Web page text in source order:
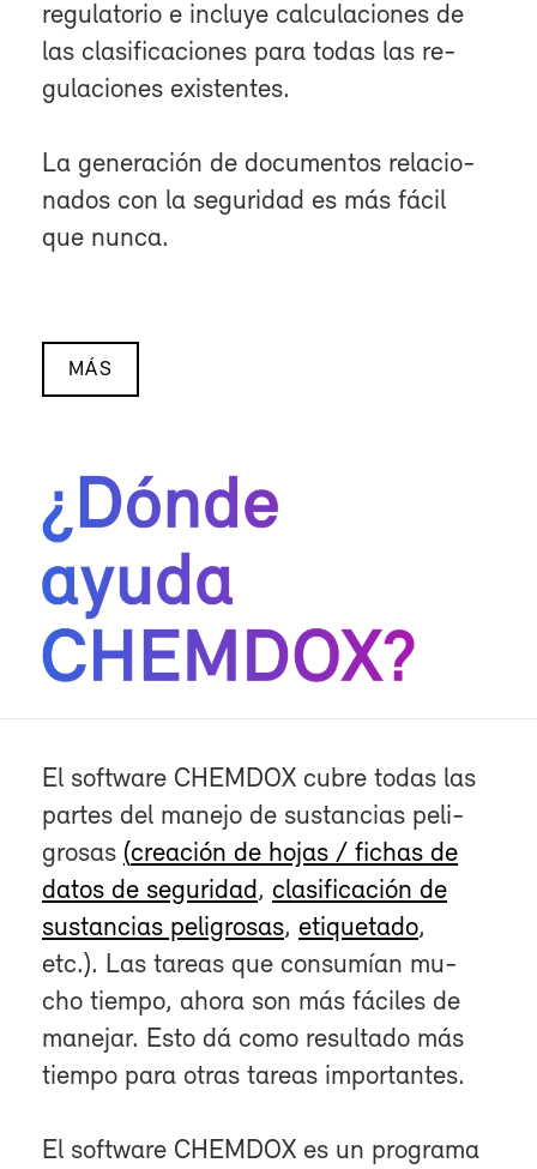
re­gu­la­to­rio e in­clu­ye cal­cu­la­cio­nes de
las cla­si­fi­ca­cio­nes pa­ra to­das las re­
gu­la­cio­nes exis­ten­tes.
La ge­ne­ra­ción de do­cu­men­tos re­la­cio­
na­dos con la se­gu­ri­dad es más fá­cil
que nun­ca.
MÁS
El soft­wa­re CHEM­DOX cu­bre to­das las
par­tes del ma­ne­jo de sus­tan­cias pe­li­
gro­sas (crea­ción de ho­jas / fi­chas de
da­tos de se­gu­ri­dad, cla­si­fi­ca­ción de
sus­tan­cias pe­li­gro­sas, eti­que­ta­do,
etc.). Las ta­reas que con­su­mían mu­
cho tiem­po, aho­ra son más fá­ci­les de
ma­ne­jar. Es­to dá co­mo re­sul­ta­do más
tiem­po pa­ra otras ta­reas im­por­tan­tes.
El soft­wa­re CHEM­DOX es un pro­gra­ma